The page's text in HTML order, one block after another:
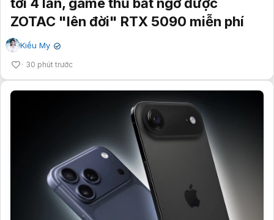
ZOTAC "lên đời" RTX 5090 miễn phí
Kiều My ✔
30 phút trước